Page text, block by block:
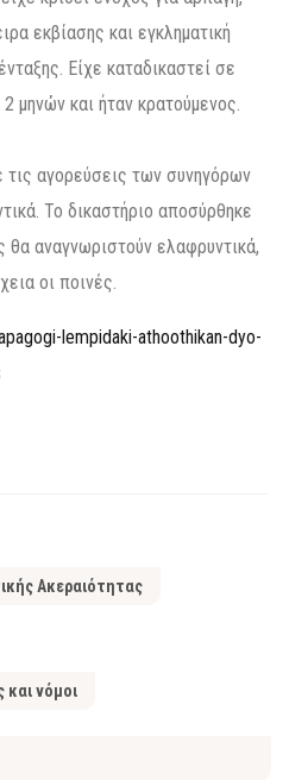
εκβίασης και εγκληματική
Είχε καταδικαστεί σε
μηνών και ήταν κρατούμενος.
τις αγορεύσεις των συνηγόρων
Το δικαστήριο αποσύρθηκε
αναγνωριστούν ελαφρυντικά,
οι ποινές.
lempidaki-athoothikan-dyo-
Ακεραιότητας
και νόμοι